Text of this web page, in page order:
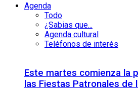
Agenda
Todo
¿Sabias que...
Agenda cultural
Teléfonos de interés
Este martes comienza la
las Fiestas Patronales de